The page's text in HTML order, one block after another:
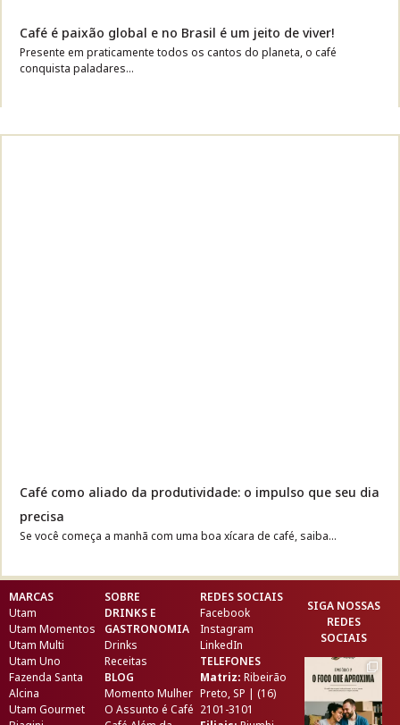
Café é paixão global e no Brasil é um jeito de viver!
Presente em praticamente todos os cantos do planeta, o café
conquista paladares...
Café como aliado da produtividade: o impulso que seu dia
precisa
Se você começa a manhã com uma boa xícara de café, saiba...
MARCAS
Utam
Utam Momentos
Utam Multi
Utam Uno
Fazenda Santa
Alcina
Utam Gourmet
SOBRE
DRINKS E
GASTRONOMIA
Drinks
Receitas
BLOG
Momento Mulher
O Assunto é Café
REDES SOCIAIS
Facebook
Instagram
LinkedIn
TELEFONES
Matriz: Ribeirão
Preto, SP | (16)
2101-3101
SIGA NOSSAS
REDES
SOCIAIS